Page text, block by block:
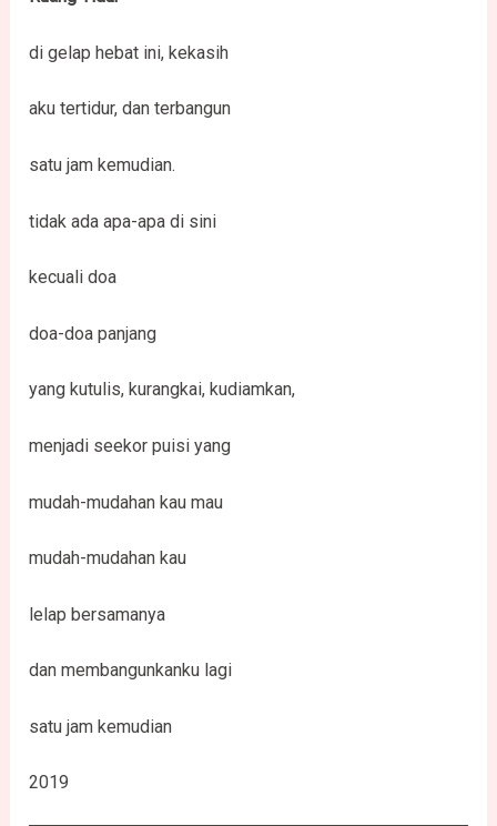
di gelap hebat ini, kekasih
aku tertidur, dan terbangun
satu jam kemudian.
tidak ada apa-apa di sini
kecuali doa
doa-doa panjang
yang kutulis, kurangkai, kudiamkan,
menjadi seekor puisi yang
mudah-mudahan kau mau
mudah-mudahan kau
lelap bersamanya
dan membangunkanku lagi
satu jam kemudian
2019